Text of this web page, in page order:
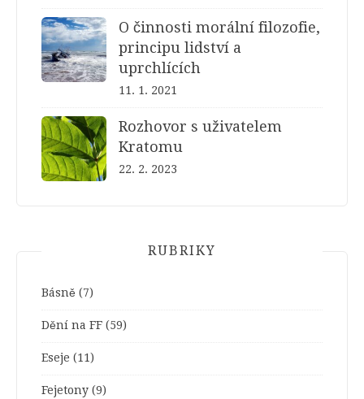
O činnosti morální filozofie,
principu lidství a
uprchlících
11. 1. 2021
Rozhovor s uživatelem
Kratomu
22. 2. 2023
RUBRIKY
Básně (7)
Dění na FF (59)
Eseje (11)
Fejetony (9)